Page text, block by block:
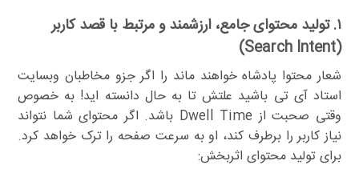
۱. تولید محتوای جامع، ارزشمند و مرتبط با قصد کاربر
(Search Intent)
شعار محتوا پادشاه خواهند ماند را اگر جزو مخاطبان وبسایت
استاد آی تی باشید علتش تا به حال دانسته اید! به خصوص
وقتی صحبت از Dwell Time باشد. اگر محتوای شما نتواند
نیاز کاربر را برطرف کند، او به سرعت صفحه را ترک خواهد کرد.
برای تولید محتوای اثربخش: